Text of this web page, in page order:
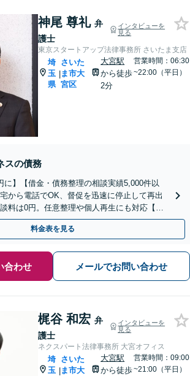
神尾 尊礼 弁
護士
インタビューを
見る
東京スタートアップ法律事務所 さいたま支店
埼
玉
県
|
さいた
ま市大
宮区
大宮駅
から徒歩
2分
営業時間：06:30
~22:00（平日）
スの債務
に】【借金・債務整理の相談実績5,000件以
から電話でOK、督促を迅速に停止して再出
料は0円。任意整理や個人再生にも対応【土
】【費用の分割払い可】
料金表を見る
合わせ メールでお問い合わせ
梶谷 和宏 弁
護士
インタビューを
見る
ネクスパート法律事務所 大宮オフィス
埼
玉 |
さいた
ま市大
大宮駅
から徒歩
営業時間：09:00
~21:00（平日）